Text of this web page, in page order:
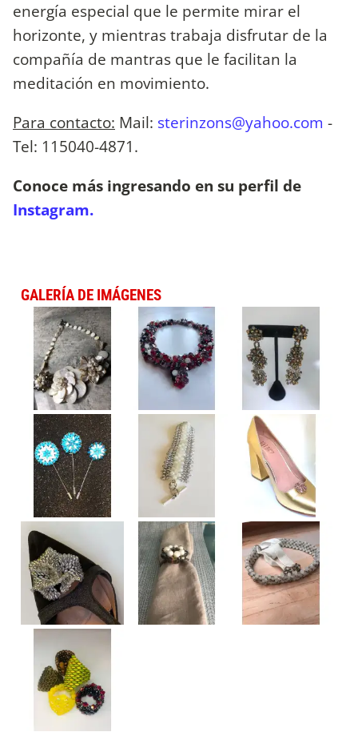
energía especial que le permite mirar el
horizonte, y mientras trabaja disfrutar de la
compañía de mantras que le facilitan la
meditación en movimiento.
Para contacto: Mail: sterinzons@yahoo.com -
Tel: 115040-4871.
Conoce más ingresando en su perfil de
Instagram.
GALERÍA DE IMÁGENES